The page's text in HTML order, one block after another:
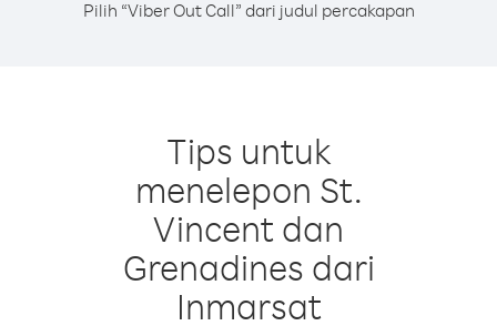
Pilih “Viber Out Call” dari judul percakapan
Tips untuk
menelepon St.
Vincent dan
Grenadines dari
Inmarsat